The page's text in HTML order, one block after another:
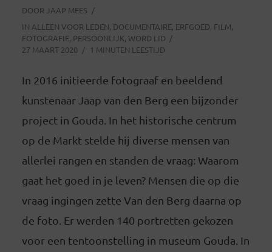
DOOR JAAP MEES
IN ALLEEN VOOR LEDEN, DOCUMENTAIRE, ERFGOED, FILM,
FOTOGRAFIE, PERSOONLIJK, WORD LID
27 MAART 2020
1 MINUTEN LEESTIJD
In 2016 initieerde fotograaf en beeldend
kunstenaar Jaap van den Berg een bijzonder
project in Gouda. In het historische centrum
op de Markt stelde hij diverse mensen van
allerlei rangen en standen de vraag: Waarom
gaat het goed in je leven? Mensen die op die
vraag ingingen zette Van den Berg daarna op
de foto. Er werden 140 portretten gekozen
voor een tentoonstelling in museum Gouda. In